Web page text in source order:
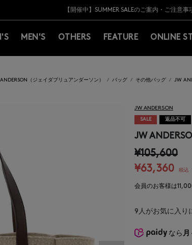
！＜MY BARNEYS＞会員のお客様は11,000円（税込）以上のお買上
【夏季休業に伴う返品・交換承り一時停止のお知らせ】
熊本県を中心とした地震の影響によるお荷物のお届け
【開催中】SUMMER SALEのご案内・ご注意事
！＜MY BARNEYS＞会員のお客様は11,000円（税込）以上のお買上
【夏季休業に伴う返品・交換承り一時停止のお知らせ】
MEN'S OTHERS FEATURE ONLINE
（ジェイダブリュアンダーソン） バッグ その他バッグ JW
JW ANDERSON
SALE
返品不可
JW
¥105,600
¥63,360
税込
会員のお客様は
9人がお気に入り
なら